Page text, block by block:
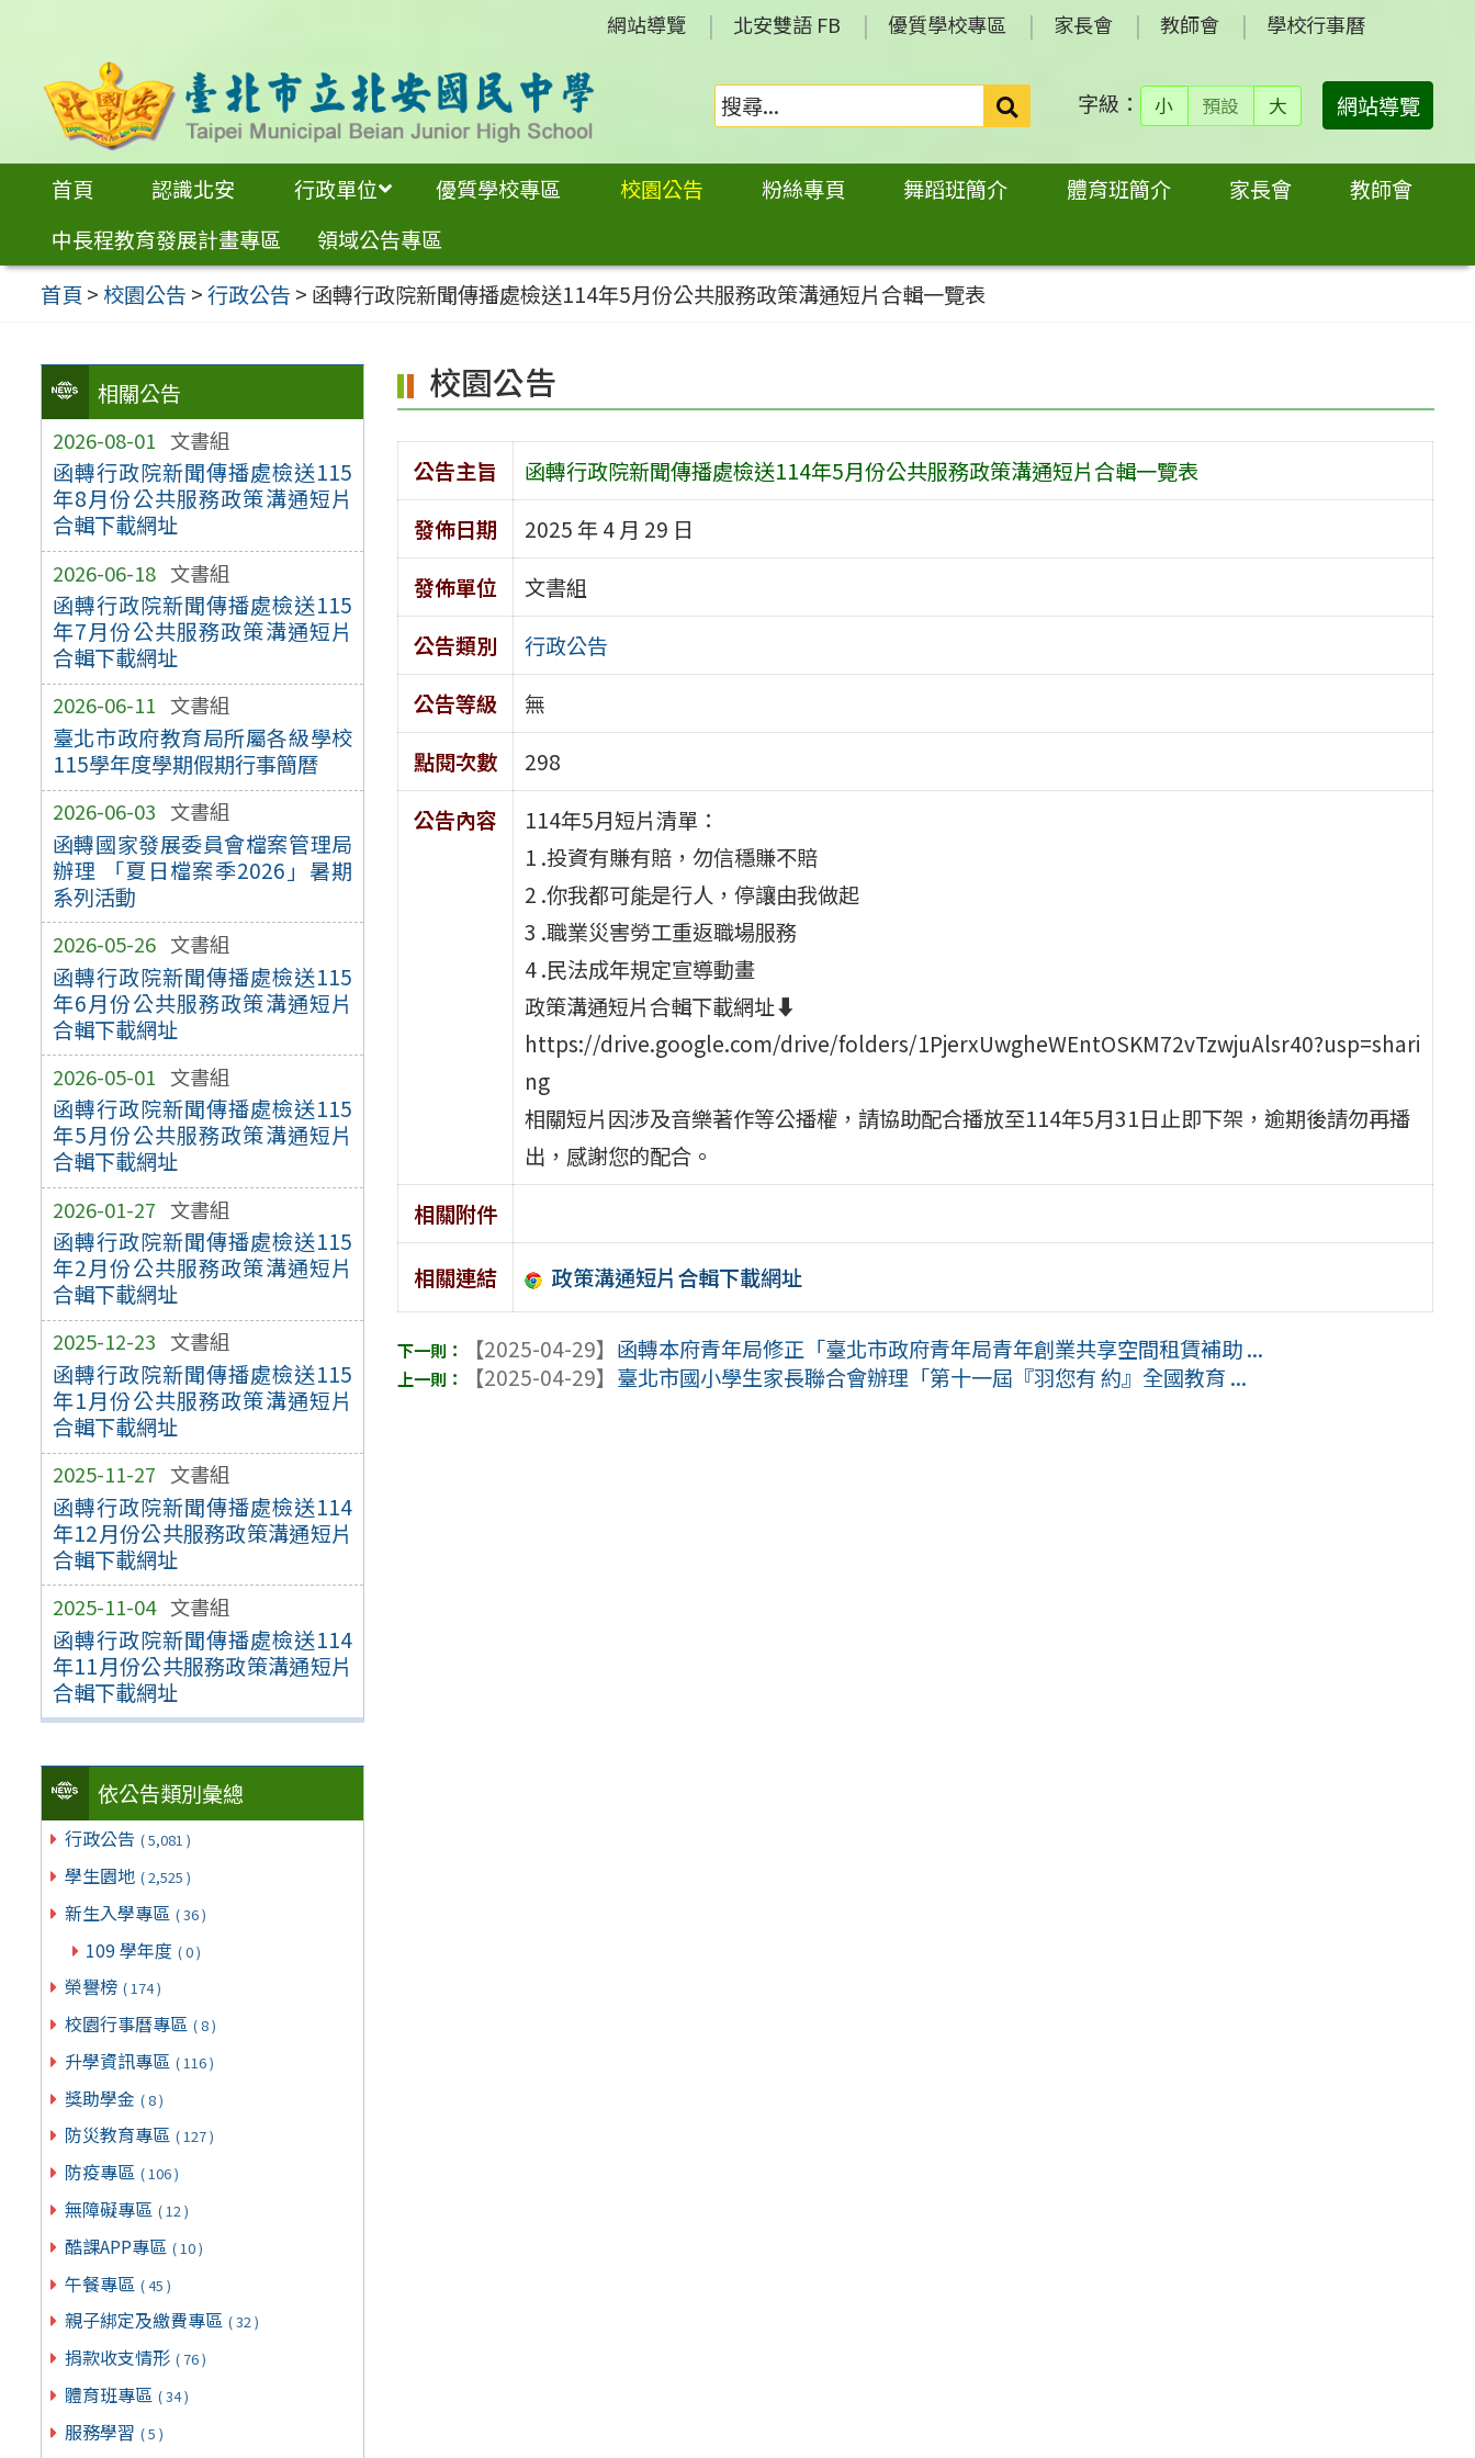
內
網站導覽 北安雙語 FB 優質學校專區 家長會 教師會 學校行事曆
搜
尋：
字級： 小 預設 大 網站導覽
首頁 認識北安 行政單位 優質學校專區 校園公告 粉絲專頁 舞蹈班簡介 體育班簡介 家長會
教師會
中長程教育發展計畫專區
領域公告專區
首頁 >校園公告 >行政公告 > 函轉行政院新聞傳播處檢送114年5月份公共服務政策溝通短片合輯一覽表
相關公告
2026-08-01 文書組
函轉行政院新聞傳播處檢送115
年8月份公共服務政策溝通短片
合輯下載網址
2026-06-18 文書組
函轉行政院新聞傳播處檢送115
年7月份公共服務政策溝通短片
合輯下載網址
2026-06-11 文書組
臺北市政府教育局所屬各級學校
115學年度學期假期行事簡曆
2026-06-03 文書組
函轉國家發展委員會檔案管理局
辦理 「夏日檔案季2026」暑期
系列活動
2026-05-26 文書組
函轉行政院新聞傳播處檢送115
年6月份公共服務政策溝通短片
合輯下載網址
2026-05-01 文書組
函轉行政院新聞傳播處檢送115
年5月份公共服務政策溝通短片
合輯下載網址
2026-01-27 文書組
函轉行政院新聞傳播處檢送115
年2月份公共服務政策溝通短片
合輯下載網址
2025-12-23 文書組
函轉行政院新聞傳播處檢送115
年1月份公共服務政策溝通短片
合輯下載網址
2025-11-27 文書組
函轉行政院新聞傳播處檢送114
年12月份公共服務政策溝通短片
合輯下載網址
2025-11-04 文書組
函轉行政院新聞傳播處檢送114
年11月份公共服務政策溝通短片
合輯下載網址
依公告類別彙總
行政公告 ( 5,081 )
學生園地 ( 2,525 )
新生入學專區 ( 36 )
109 學年度 ( 0 )
榮譽榜 ( 174 )
校園行事曆專區 ( 8 )
升學資訊專區 ( 116 )
獎助學金 ( 8 )
防災教育專區 ( 127 )
防疫專區 ( 106 )
無障礙專區 ( 12 )
酷課APP專區 ( 10 )
午餐專區 ( 45 )
親子綁定及繳費專區 ( 32 )
捐款收支情形 ( 76 )
體育班專區 ( 34 )
服務學習 ( 5 )
校園公告
公告主旨
函轉行政院新聞傳播處檢送114年5月份公共服務政策溝通短片合輯一覽表
發佈日期
2025 年 4 月 29 日
發佈單位
文書組
公告類別
行政公告
公告等級
無
點閱次數
298
公告內容
114年5月短片清單：
1 .投資有賺有賠，勿信穩賺不賠
2 .你我都可能是行人，停讓由我做起
3 .職業災害勞工重返職場服務
4 .民法成年規定宣導動畫
政策溝通短片合輯下載網址⬇
https://drive.google.com/drive/folders/1PjerxUwgheWEntOSKM72vTzwjuAlsr40?usp=shari
ng
相關短片因涉及音樂著作等公播權，請協助配合播放至114年5月31日止即下架，逾期後請勿再播
出，感謝您的配合。
相關附件
相關連結 政策溝通短片合輯下載網址
【2025-04-29】 函轉本府青年局修正「臺北市政府青年局青年創業共享空間租賃補助 ...
【2025-04-29】 臺北市國小學生家長聯合會辦理「第十一屆『羽您有 約』全國教育 ...